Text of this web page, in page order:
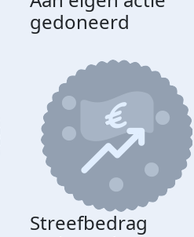
gedoneerd
Streefbedrag